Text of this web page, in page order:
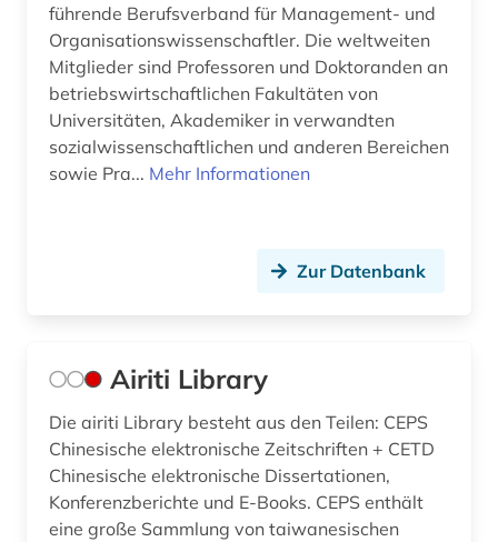
deutschland (ddr) (1)
deutschland (gebiet unter alliierter besatzung,
sowjetische zone) (1)
deutschland forschungsprojekt bibliographie
(1)
digitalisate (1)
digitalisierung (1)
diplomarbeit (3)
discovery service (1)
führende Berufsverband für Management- und
Organisationswissenschaftler. Die weltweiten
Mitglieder sind Professoren und Doktoranden an
betriebswirtschaftlichen Fakultäten von
Universitäten, Akademiker in verwandten
sozialwissenschaftlichen und anderen Bereichen
sowie Pra... Mehr Informationen
Zur Datenbank
Airiti Library
Die airiti Library besteht aus den Teilen: CEPS
Chinesische elektronische Zeitschriften + CETD
Chinesische elektronische Dissertationen,
Konferenzberichte und E-Books. CEPS enthält
eine große Sammlung von taiwanesischen